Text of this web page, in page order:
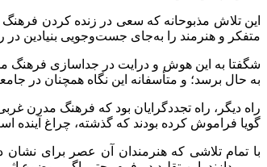
متفکر و هنرمند را به‌جای جست‌وجویی بنیادین در
به حال برسد؛ و متأسفانه این نگاه همچنان در
راه دیگر، راه تجددگرایان بود که فرهنگ مدرن
گویا فراموش کرده بودند که گذشته، چراغ آینده
با تمام تلاشی که هنرمندان آن عصر برای نشان